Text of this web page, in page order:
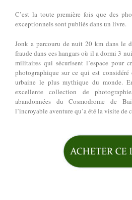
C’est la toute première fois que des
exceptionnels sont publiés dans un livre.
Jonk a parcouru de nuit 20 km dans le
fraude dans ces hangars où il a dormi 3
militaires qui sécurisent l’espace pour
photographique sur ce qui est
urbaine le plus mythique du monde.
excellente collection de
abandonnées du Cosmodrome de
l’incroyable aventure qu’a été la visite de